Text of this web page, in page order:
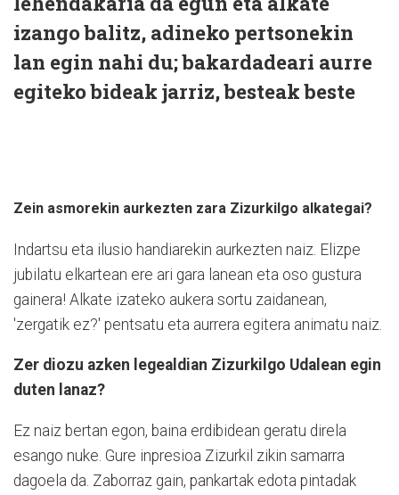
izango balitz, adineko pertsonekin
lan egin nahi du; bakardadeari aurre
egiteko bideak jarriz, besteak beste
Zein asmorekin aurkezten zara Zizurkilgo alkategai?
Indartsu eta ilusio handiarekin aurkezten naiz. Elizpe
jubilatu elkartean ere ari gara lanean eta oso gustura
gainera! Alkate izateko aukera sortu zaidanean,
'zergatik ez?' pentsatu eta aurrera egitera animatu naiz.
Zer diozu azken legealdian Zizurkilgo Udalean egin
duten lanaz?
Ez naiz bertan egon, baina erdibidean geratu direla
esango nuke. Gure inpresioa Zizurkil zikin samarra
dagoela da. Zaborraz gain, pankartak edota pintadak